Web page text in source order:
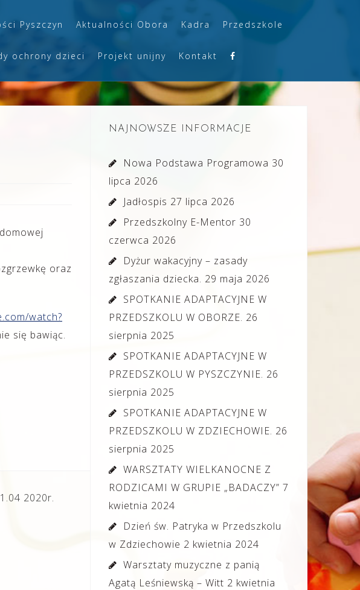
Pyszczyn Aktualności Obora Kadra Przedszkole
ochrony dzieci Projekt unijny Kontakt
oraz
watch?
się bawiąc.
2020r.
NAJNOWSZE INFORMACJE
Nowa Podstawa Programowa 30
lipca 2026
Jadłospis 27 lipca 2026
Przedszkolny E-Mentor 30
czerwca 2026
Dyżur wakacyjny – zasady
zgłaszania dziecka. 29 maja 2026
SPOTKANIE ADAPTACYJNE W
PRZEDSZKOLU W OBORZE. 26
sierpnia 2025
SPOTKANIE ADAPTACYJNE W
PRZEDSZKOLU W PYSZCZYNIE. 26
sierpnia 2025
SPOTKANIE ADAPTACYJNE W
PRZEDSZKOLU W ZDZIECHOWIE. 26
sierpnia 2025
WARSZTATY WIELKANOCNE Z
RODZICAMI W GRUPIE „BADACZY” 7
kwietnia 2024
Dzień św. Patryka w Przedszkolu
w Zdziechowie 2 kwietnia 2024
Warsztaty muzyczne z panią
Agatą Leśniewską – Witt 2 kwietnia